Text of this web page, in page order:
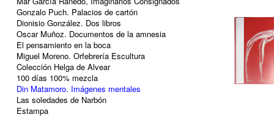
Gonzalo Puch. Palacios de cartón
Dionisio González. Dos libros
Oscar Muñoz. Documentos de la amnesia
El pensamiento en la boca
Miguel Moreno. Orfebrería Escultura
Colección Helga de Alvear
100 días 100% mezcla
Din Matamoro. Imágenes mentales
Las soledades de Narbón
Estampa